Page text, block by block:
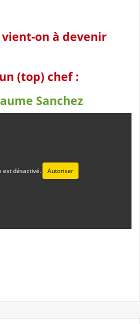
on à devenir
(top) chef :
Sanchez
est désactivé. Autoriser